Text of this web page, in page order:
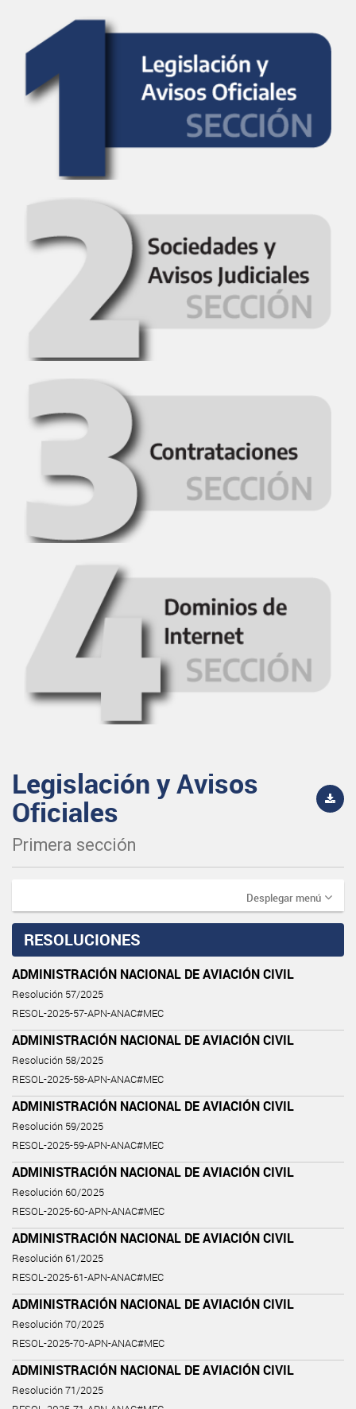
Legislación y Avisos
Oficiales
Primera sección
Desplegar menú
RESOLUCIONES
ADMINISTRACIÓN NACIONAL DE AVIACIÓN CIVIL
Resolución 57/2025
RESOL-2025-57-APN-ANAC#MEC
ADMINISTRACIÓN NACIONAL DE AVIACIÓN CIVIL
Resolución 58/2025
RESOL-2025-58-APN-ANAC#MEC
ADMINISTRACIÓN NACIONAL DE AVIACIÓN CIVIL
Resolución 59/2025
RESOL-2025-59-APN-ANAC#MEC
ADMINISTRACIÓN NACIONAL DE AVIACIÓN CIVIL
Resolución 60/2025
RESOL-2025-60-APN-ANAC#MEC
ADMINISTRACIÓN NACIONAL DE AVIACIÓN CIVIL
Resolución 61/2025
RESOL-2025-61-APN-ANAC#MEC
ADMINISTRACIÓN NACIONAL DE AVIACIÓN CIVIL
Resolución 70/2025
RESOL-2025-70-APN-ANAC#MEC
ADMINISTRACIÓN NACIONAL DE AVIACIÓN CIVIL
Resolución 71/2025